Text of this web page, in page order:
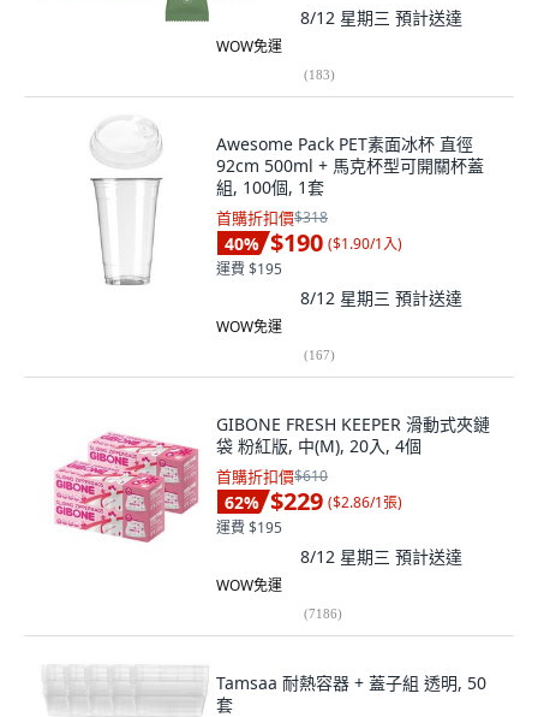
8/12 星期三 預計送達
WOW免運
(183)
Awesome Pack PET素面冰杯 直徑
92cm 500ml + 馬克杯型可開關杯蓋
組, 100個, 1套
首購折扣價$318
40% $190 ($1.90/1入)
運費 $195
8/12 星期三 預計送達
WOW免運
(167)
GIBONE FRESH KEEPER 滑動式夾鏈
袋 粉紅版, 中(M), 20入, 4個
首購折扣價$610
62% $229 ($2.86/1張)
運費 $195
8/12 星期三 預計送達
WOW免運
(7186)
Tamsaa 耐熱容器 + 蓋子組 透明, 50
套